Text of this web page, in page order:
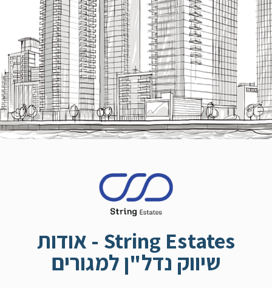
אודות - String Estates
שיווק נדל"ן למגורים